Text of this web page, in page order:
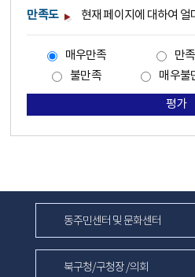
만족도 현재 페이지에 대하여
매우만족 만족
불만족
매우불
평가
동주민센터 및 문화센터
북구청/구청장 /의회